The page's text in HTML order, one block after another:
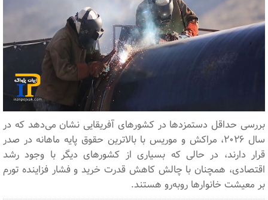
بررسی حداقل دستمزدها در کشورهای آفریقایی نشان می‌دهد که در
سال ۲۰۲۶، مراکش و موریس با بالاترین حقوق پایه ماهانه در صدر
قرار دارند، در حالی‌ که بسیاری از کشورهای دیگر با وجود رشد
اقتصادی، همچنان با چالش کاهش قدرت خرید و فشار فزاینده تورم
بر معیشت خانوارها روبه‌رو هستند.